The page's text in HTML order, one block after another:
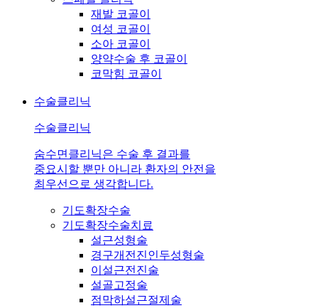
재발 코골이
여성 코골이
소아 코골이
양약수술 후 코골이
코막힘 코골이
수술클리닉
수술클리닉
숨수면클리닉은 수술 후 결과를
중요시할 뿐만 아니라 환자의 안전을
최우선으로 생각합니다.
기도확장수술
기도확장수술치료
설근성형술
경구개전진인두성형술
이설근전진술
설골고정술
점막하설근절제술